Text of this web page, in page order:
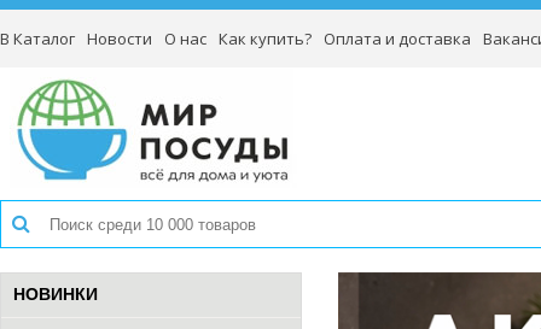
В Каталог Новости О нас Как купить? Оплата и доставка
НОВИНКИ